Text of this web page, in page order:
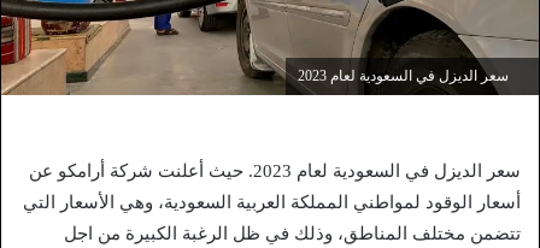
سعر الديزل في السعودية لعام 2023
سعر الديزل في السعودية لعام 2023. حيث أعلنت شركة أرامكو عن
أسعار الوقود لمواطني المملكة العربية السعودية، وهي الأسعار التي
تتضمن مختلف المناطق، وذلك في ظل الرغبة الكبيرة من اجل